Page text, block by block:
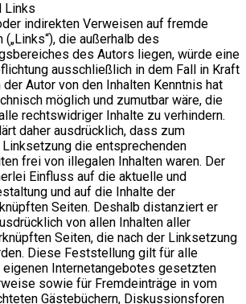
Links
indirekten Verweisen auf fremde
die außerhalb des
des Autors liegen, würde eine
ausschließlich in dem Fall in Kraft
Autor von den Inhalten Kenntnis hat
möglich und zumutbar wäre, die
rechtswidriger Inhalte zu verhindern.
daher ausdrücklich, dass zum
die entsprechenden
frei von illegalen Inhalten waren. Der
Einfluss auf die aktuelle und
und auf die Inhalte der
Seiten. Deshalb distanziert er
von allen Inhalten aller
Seiten, die nach der Linksetzung
Diese Feststellung gilt für alle
eigenen Internetangebotes gesetzten
sowie für Fremdeinträge in vom
Gästebüchern, Diskussionsforen